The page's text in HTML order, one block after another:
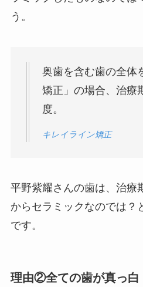
う。
奥歯を含む歯の全体
矯正」の場合、治療
度。
キレイライン矯正
平野紫耀さんの歯は、治療
からセラミックなのでは？
です。
理由②全ての歯が真っ白